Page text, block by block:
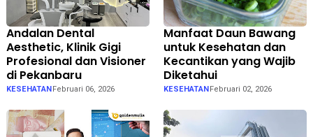
Andalan Dental
Aesthetic, Klinik Gigi
Profesional dan Visioner
di Pekanbaru
KESEHATANFebruari 06, 2026
Manfaat Daun Bawang
untuk Kesehatan dan
Kecantikan yang Wajib
Diketahui
KESEHATANFebruari 02, 2026